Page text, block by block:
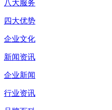
八大服务
四大优势
企业文化
新闻资讯
企业新闻
行业资讯